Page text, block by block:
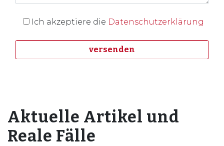
Ich akzeptiere die Datenschutzerklärung
Aktuelle Artikel und
Reale Fälle